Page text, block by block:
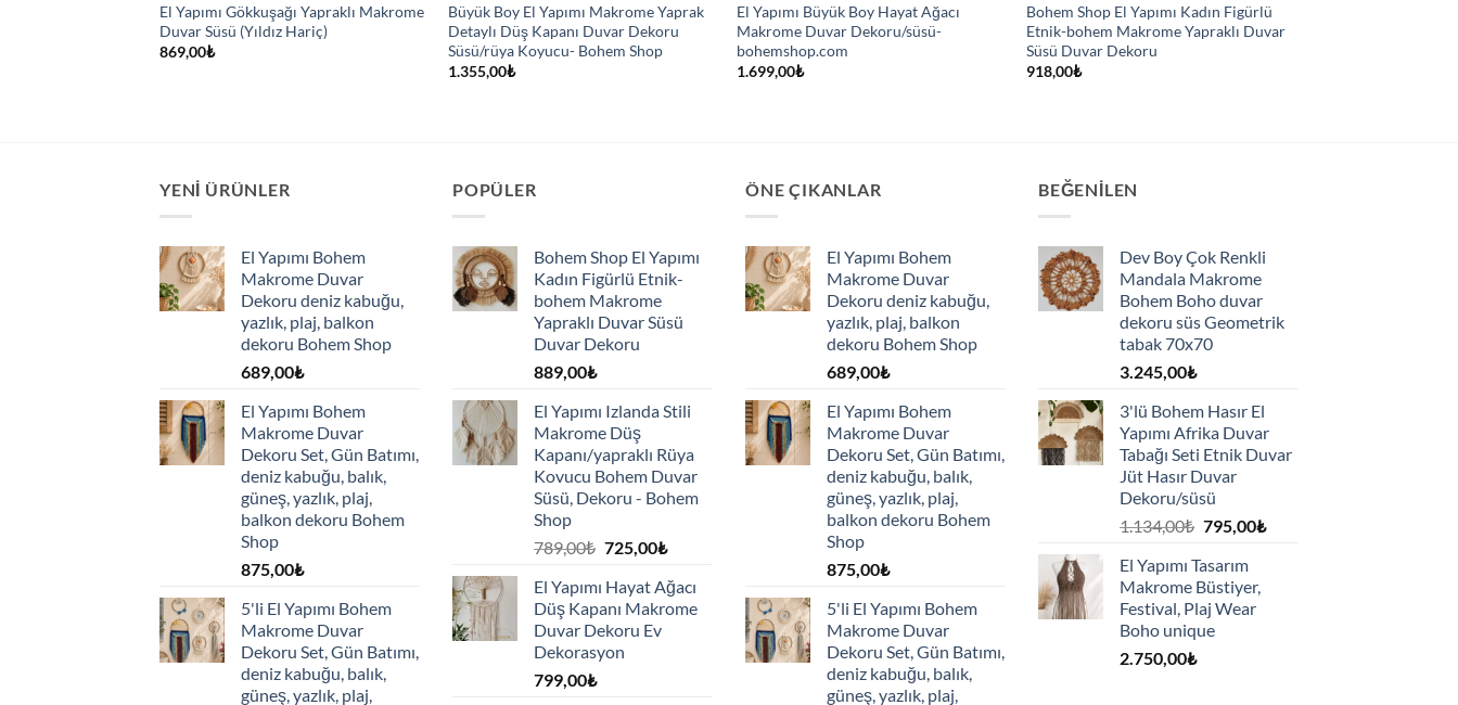
El Yapımı Gökkuşağı Yapraklı Makrome
Duvar Süsü (Yıldız Hariç)
869,00₺
Büyük Boy El Yapımı Makrome Yaprak
Detaylı Düş Kapanı Duvar Dekoru
Süsü/rüya Koyucu- Bohem Shop
1.355,00₺
El Yapımı Büyük Boy Hayat Ağacı
Makrome Duvar Dekoru/süsü-
bohemshop.com
1.699,00₺
Bohem Shop El Yapımı Kadın Figürlü
Etnik-bohem Makrome Yapraklı Duvar
Süsü Duvar Dekoru
918,00₺
YENI ÜRÜNLER
El Yapımı Bohem
Makrome Duvar
Dekoru deniz kabuğu,
yazlık, plaj, balkon
dekoru Bohem Shop
689,00₺
El Yapımı Bohem
Makrome Duvar
Dekoru Set, Gün Batımı,
deniz kabuğu, balık,
güneş, yazlık, plaj,
balkon dekoru Bohem
Shop
875,00₺
5'li El Yapımı Bohem
Makrome Duvar
Dekoru Set, Gün Batımı,
deniz kabuğu, balık,
güneş, yazlık, plaj,
POPÜLER
Bohem Shop El Yapımı
Kadın Figürlü Etnik-
bohem Makrome
Yapraklı Duvar Süsü
Duvar Dekoru
889,00₺
El Yapımı Izlanda Stili
Makrome Düş
Kapanı/yapraklı Rüya
Kovucu Bohem Duvar
Süsü, Dekoru - Bohem
Shop
789,00₺ Orijinal
789,00₺.
725,00₺Şu
fiyat:
725,00₺.
El Yapımı Hayat Ağacı
Düş Kapanı Makrome
Duvar Dekoru Ev
Dekorasyon
799,00₺
ÖNE ÇIKANLAR
El Yapımı Bohem
Makrome Duvar
Dekoru deniz kabuğu,
yazlık, plaj, balkon
dekoru Bohem Shop
689,00₺
El Yapımı Bohem
Makrome Duvar
Dekoru Set, Gün Batımı,
deniz kabuğu, balık,
güneş, yazlık, plaj,
balkon dekoru Bohem
Shop
875,00₺
5'li El Yapımı Bohem
Makrome Duvar
Dekoru Set, Gün Batımı,
deniz kabuğu, balık,
güneş, yazlık, plaj,
BEĞENILEN
Dev Boy Çok Renkli
Mandala Makrome
Bohem Boho duvar
dekoru süs Geometrik
tabak 70x70
3.245,00₺
3'lü Bohem Hasır El
Yapımı Afrika Duvar
Tabağı Seti Etnik Duvar
Jüt Hasır Duvar
Dekoru/süsü
1.134,00₺ Orijinal
1.134,00₺.
795,00₺Şu
El Yapımı Tasarım
Makrome Büstiyer,
Festival, Plaj Wear
Boho unique
2.750,00₺